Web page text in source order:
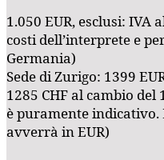
1.050 EUR, esclusi: IVA
costi dell’interprete e
Germania)
Sede di Zurigo: 1399
1285 CHF al cambio
è puramente
avverrà in EUR)